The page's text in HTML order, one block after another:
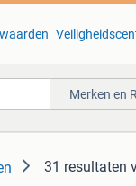
Merken en
31 resultaten